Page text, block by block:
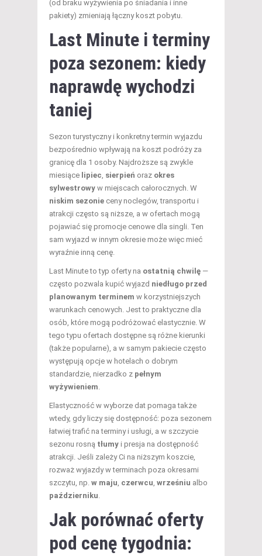
(od braku wyżywienia po śniadania i inne
pakiety) zmieniają łączny koszt pobytu.
Last Minute i terminy
poza sezonem: kiedy
naprawdę wychodzi
taniej
Sezon turystyczny i konkretny termin wyjazdu
bezpośrednio wpływają na koszt podróży za
granicę dla 1 osoby. Najdroższe są zwykle
miesiące lipiec sierpień oraz okres
sylwestrowy w miejscach całorocznych. W
niskim sezonie ceny noclegów, transportu i
atrakcji często są niższe, a w ofertach mogą
pojawiać się promocje cenowe dla singli. Ten
sam wyjazd w innym okresie może więc mieć
wyraźnie inną cenę.
Last Minute to typ oferty na ostatnią chwilę —
często pozwala kupić wyjazd niedługo przed
planowanym terminem w korzystniejszych
warunkach cenowych. Jest to praktyczne dla
osób, które mogą podróżować elastycznie. W
tego typu ofertach dostępne są różne kierunki
(także popularne), a w samym pakiecie często
występują opcje w hotelach o dobrym
standardzie, nierzadko z pełnym
wyżywieniem
Elastyczność w wyborze dat pomaga także
wtedy, gdy liczy się dostępność: poza sezonem
łatwiej trafić na terminy i usługi, a w szczycie
sezonu rosną tłumy i presja na dostępność
atrakcji. Jeśli zależy Ci na niższym koszcie,
rozważ wyjazdy w terminach poza okresami
szczytu, np. w maju czerwcu wrześniu albo
październiku
Jak porównać oferty
pod cenę tygodnia: